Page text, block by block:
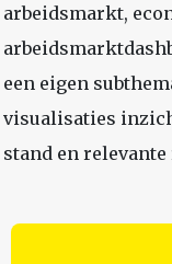
arbeidsmarkt,
een eigen
visualisaties
stand en